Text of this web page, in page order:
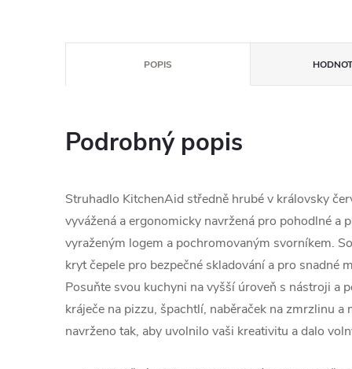
POPIS
Podrobný popis
Struhadlo KitchenAid středně hrubé v královsky
vyvážená a ergonomicky navržená pro pohodlné a
vyraženým logem a pochromovaným svorníkem.
kryt čepele pro bezpečné skladování a pro snadné
Posuňte svou kuchyni na vyšší úroveň s nástroji a
kráječe na pizzu, špachtlí, naběraček na zmrzlinu a
navrženo tak, aby uvolnilo vaši kreativitu a dalo